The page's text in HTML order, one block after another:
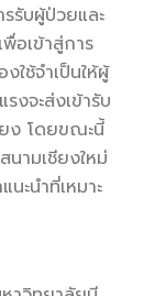
รับผู้ป่วยและ
อเข้าสู่การ
ช้จำเป็นให้ผู้
จะส่งเข้ารับ
ง โดยขณะนี้
ามเชียงใหม่
ะนำที่เหมาะ